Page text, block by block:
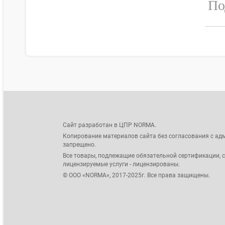
Сайт разработан в ЦПР NORMA.
Копирование материалов сайта без согласования с
запрещено.
Все товары, подлежащие обязательной сертификации,
лицензируемые услуги - лицензированы.
© ООО «NORMA», 2017-2025г. Все права защищены.